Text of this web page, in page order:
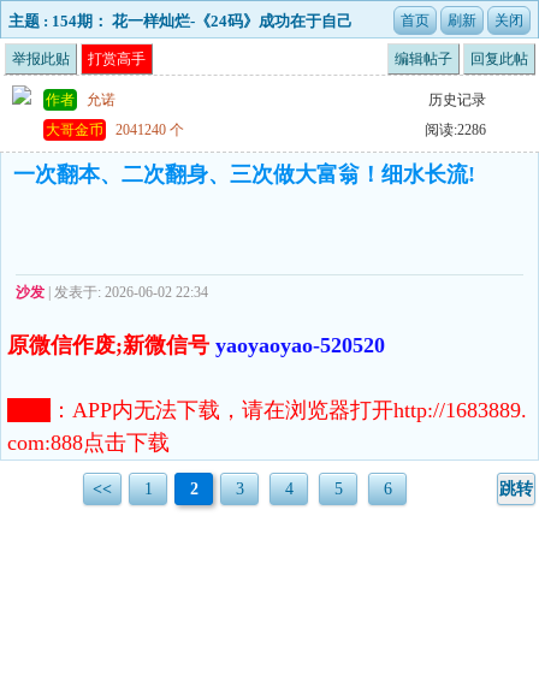
主题 : 154期： 花一样灿烂-《24码》成功在于自己
的把握！！！已更新
举报此贴 打赏高手 编辑帖子 回复此帖
作者 允诺
历史记录
大哥金币
2041240 个 阅读:2286
一次翻本、二次翻身、三次做大富翁！细水长流!
沙发 | 发表于: 2026-06-02 22:34
原微信作废;新微信号 yaoyaoyao-520520
： APP内无法下载，请在浏览器打开http://1683889.
com:888点击下载
<< 1 2 3 4 5 6 跳转